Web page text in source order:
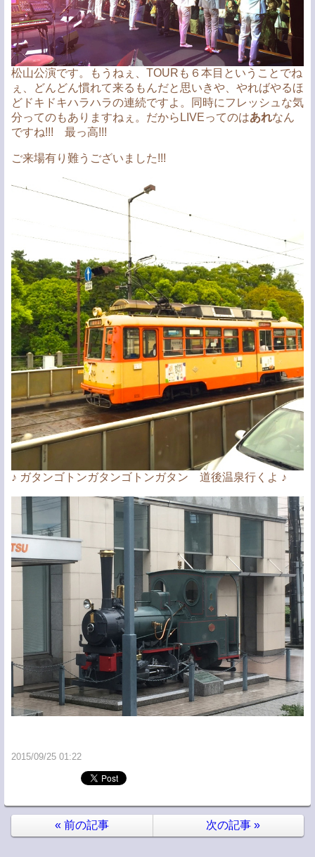
松山公演です。もうねぇ、TOURも６本目ということでね
ぇ、どんどん慣れて来るもんだと思いきや、やればやるほ
どドキドキハラハラの連続ですよ。同時にフレッシュな気
分ってのもありますねぇ。だからLIVEってのはあれなん
ですね!!! 最っ高!!!
ご来場有り難うございました!!!
♪ ガタンゴトンガタンゴトンガタン 道後温泉行くよ ♪
2015/09/25 01:22
« 前の記事 次の記事 »